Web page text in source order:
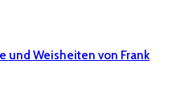
und Weisheiten von Frank